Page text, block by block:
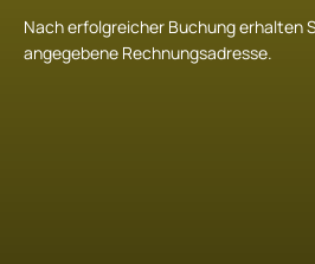
Nach erfolgreicher Buchung erhalten
angegebene Rechnungsadresse.